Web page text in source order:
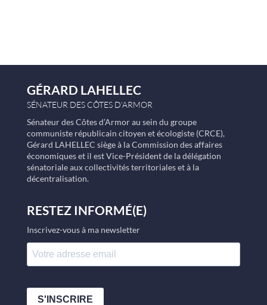
GÉRARD LAHELLEC
SÉNATEUR DES CÔTES D’ARMOR
Sénateur des Côtes d’Armor au sein du groupe
communiste républicain citoyen et écologiste (CRCE),
Gérard LAHELLEC siège à la Commission des affaires
économiques et il est Vice-Président de la délégation
sénatoriale aux collectivités territoriales et à la
décentralisation.
RESTEZ INFORMÉ(E)
Inscrivez-vous à ma newsletter
S'INSCRIRE